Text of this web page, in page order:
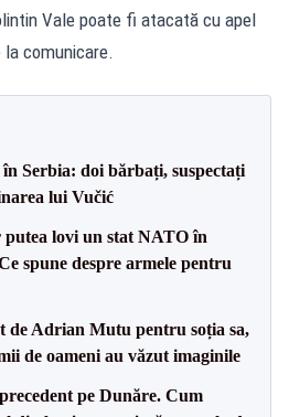
Vale poate fi atacată cu apel
comunicare.
Serbia: doi bărbați, suspectați
lui Vučić
lovi un stat NATO în
spune despre armele pentru
de Adrian Mutu pentru soția sa,
de oameni au văzut imaginile
pe Dunăre. Cum